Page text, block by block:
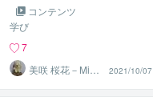
コンテンツ
学び
7
美咲 桜花－Misa
ki Ohka－
2021/10/07